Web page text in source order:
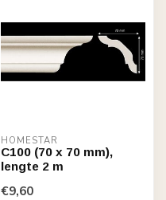
HOMESTAR
C100 (70 x 70 mm),
lengte 2 m
€9,60